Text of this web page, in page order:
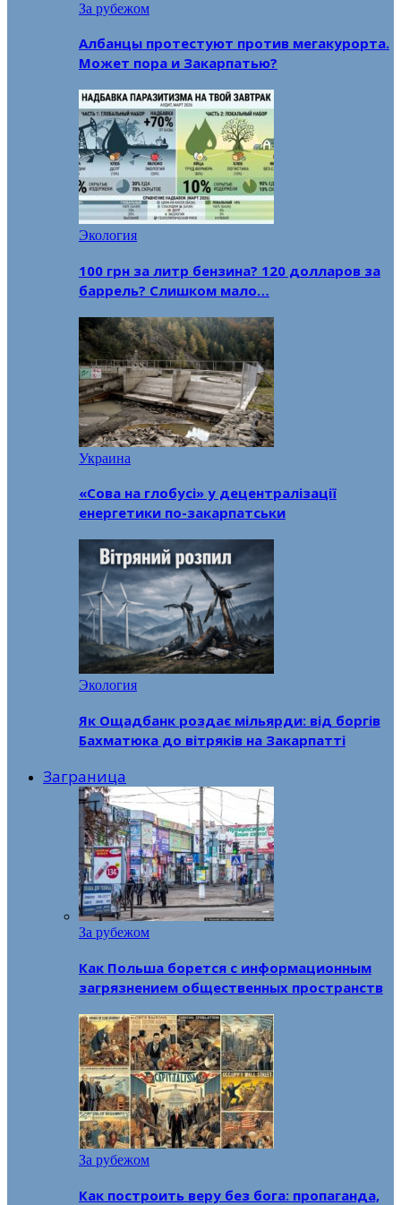
За рубежом
Албанцы протестуют против мегакурорта.
Может пора и Закарпатью?
Экология
100 грн за литр бензина? 120 долларов за
баррель? Слишком мало…
Украина
«Сова на глобусі» у децентралізації
енергетики по-закарпатськи
Экология
Як Ощадбанк роздає мільярди: від боргів
Бахматюка до вітряків на Закарпатті
Заграница
За рубежом
Как Польша борется с информационным
загрязнением общественных пространств
За рубежом
Как построить веру без бога: пропаганда,